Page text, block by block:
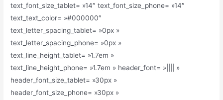
text_font_size_tablet= »14″ text_font_size_phone= »14″
text_text_color= »#000000″
text_letter_spacing_tablet= »0px »
text_letter_spacing_phone= »0px »
text_line_height_tablet= »1.7em »
text_line_height_phone= »1.7em » header_font= »|||| »
header_font_size_tablet= »30px »
header_font_size_phone= »30px »